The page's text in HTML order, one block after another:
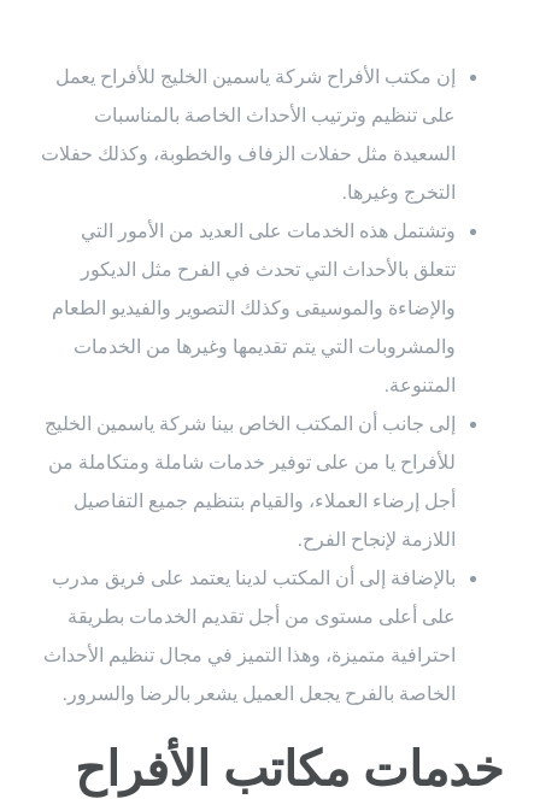
إن مكتب الأفراح شركة ياسمين الخليج للأفراح يعمل
على تنظيم وترتيب الأحداث الخاصة بالمناسبات
السعيدة مثل حفلات الزفاف والخطوبة، وكذلك حفلات
التخرج وغيرها.
وتشتمل هذه الخدمات على العديد من الأمور التي
تتعلق بالأحداث التي تحدث في الفرح مثل الديكور
والإضاءة والموسيقى وكذلك التصوير والفيديو الطعام
والمشروبات التي يتم تقديمها وغيرها من الخدمات
المتنوعة.
إلى جانب أن المكتب الخاص بينا شركة ياسمين الخليج
للأفراح يا من على توفير خدمات شاملة ومتكاملة من
أجل إرضاء العملاء، والقيام بتنظيم جميع التفاصيل
اللازمة لإنجاح الفرح.
بالإضافة إلى أن المكتب لدينا يعتمد على فريق مدرب
على أعلى مستوى من أجل تقديم الخدمات بطريقة
احترافية متميزة، وهذا التميز في مجال تنظيم الأحداث
الخاصة بالفرح يجعل العميل يشعر بالرضا والسرور.
خدمات مكاتب الأفراح